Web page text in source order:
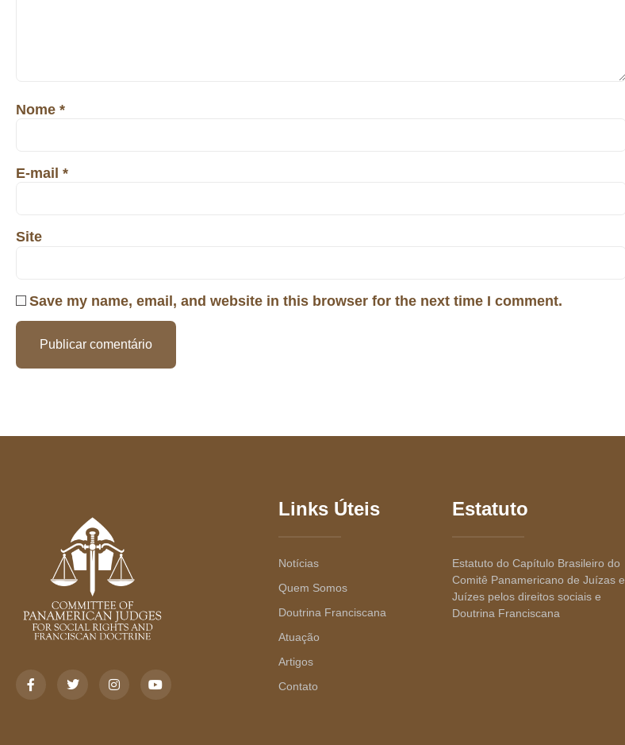
Nome *
E-mail *
Site
Save my name, email, and website in this browser for the next time I comment.
Links Úteis
Notícias
Quem Somos
Doutrina Franciscana
Atuação
Artigos
Contato
Estatuto
Estatuto do Capítulo Brasileiro do
Comitê Panamericano de Juízas e
Juízes pelos direitos sociais e
Doutrina Franciscana